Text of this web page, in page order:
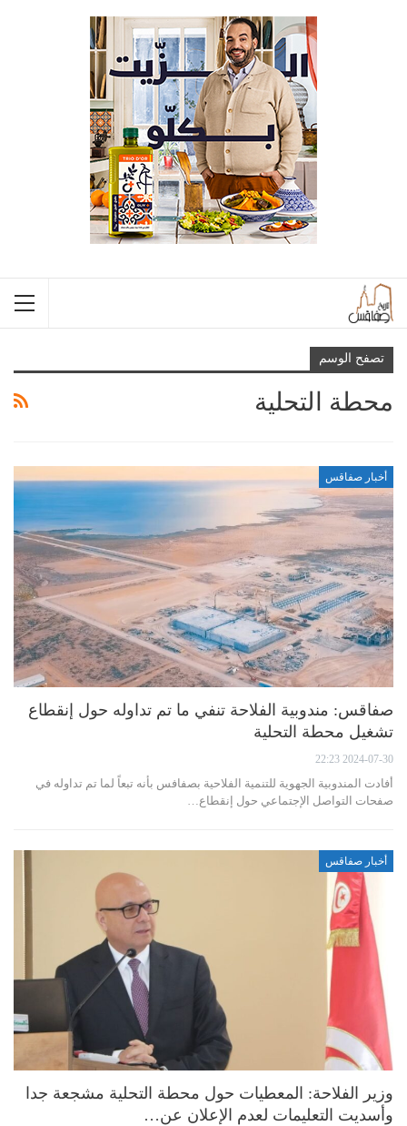
تصفح الوسم
محطة التحلية
أخبار صفاقس
صفاقس: مندوبية الفلاحة تنفي ما تم تداوله حول إنقطاع
تشغيل محطة التحلية
2024-07-30 22:23
أفادت المندوبية الجهوية للتنمية الفلاحية بصفافس بأنه تبعاً لما تم تداوله في
صفحات التواصل الإجتماعي حول إنقطاع…
أخبار صفاقس
وزير الفلاحة: المعطيات حول محطة التحلية مشجعة جدا
وأسديت التعليمات لعدم الإعلان عن…